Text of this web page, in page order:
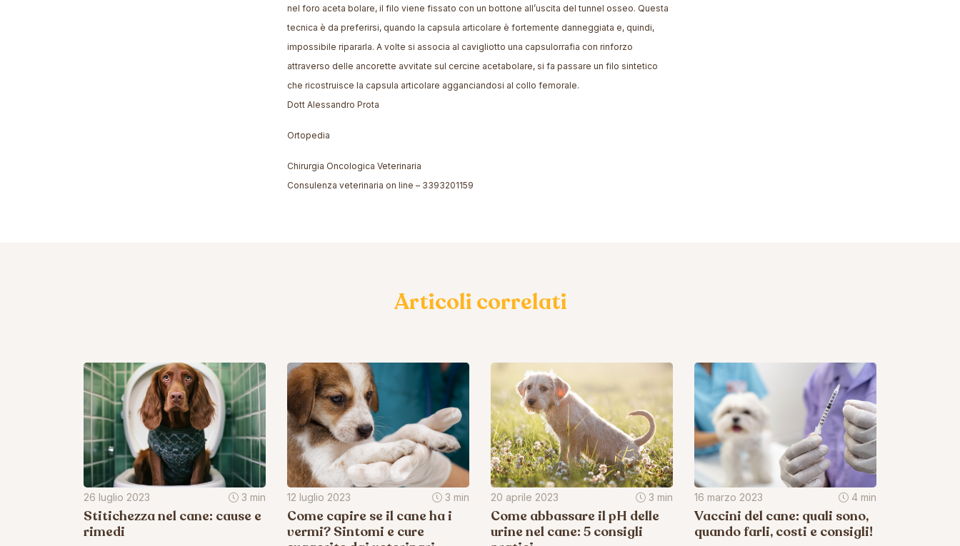
nel foro aceta bolare, il filo viene fissato con un bottone all’uscita del tunnel osseo. Questa
tecnica è da preferirsi, quando la capsula articolare è fortemente danneggiata e, quindi,
impossibile ripararla. A volte si associa al cavigliotto una capsulorrafia con rinforzo
attraverso delle ancorette avvitate sul cercine acetabolare, si fa passare un filo sintetico
che ricostruisce la capsula articolare agganciandosi al collo femorale.
Dott Alessandro Prota
Ortopedia
Chirurgia Oncologica Veterinaria
Consulenza veterinaria on line – 3393201159
Articoli correlati
26 luglio 2023 3 min
Stitichezza nel cane: cause e
rimedi
12 luglio 2023 3 min
Come capire se il cane ha i
vermi? Sintomi e cure
20 aprile 2023 3 min
Come abbassare il pH delle
urine nel cane: 5 consigli
16 marzo 2023 4 min
Vaccini del cane: quali sono,
quando farli, costi e consigli!